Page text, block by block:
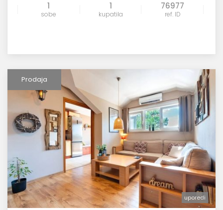
1
sobe
1
kupatila
76977
ref. ID
Prodaja
uporedi